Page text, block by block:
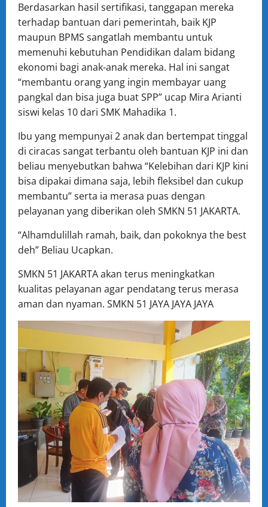
Berdasarkan hasil sertifikasi, tanggapan mereka
terhadap bantuan dari pemerintah, baik KJP
maupun BPMS sangatlah membantu untuk
memenuhi kebutuhan Pendidikan dalam bidang
ekonomi bagi anak-anak mereka. Hal ini sangat
“membantu orang yang ingin membayar uang
pangkal dan bisa juga buat SPP” ucap Mira Arianti
siswi kelas 10 dari SMK Mahadika 1.
Ibu yang mempunyai 2 anak dan bertempat tinggal
di ciracas sangat terbantu oleh bantuan KJP ini dan
beliau menyebutkan bahwa “Kelebihan dari KJP kini
bisa dipakai dimana saja, lebih fleksibel dan cukup
membantu” serta ia merasa puas dengan
pelayanan yang diberikan oleh SMKN 51 JAKARTA.
“Alhamdulillah ramah, baik, dan pokoknya the best
deh” Beliau Ucapkan.
SMKN 51 JAKARTA akan terus meningkatkan
kualitas pelayanan agar pendatang terus merasa
aman dan nyaman. SMKN 51 JAYA JAYA JAYA